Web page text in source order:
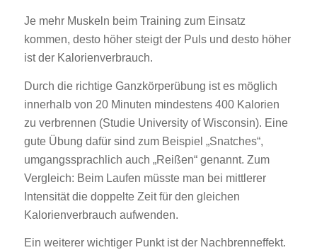
Je mehr Muskeln beim Training zum Einsatz
kommen, desto höher steigt der Puls und desto höher
ist der Kalorienverbrauch.
Durch die richtige Ganzkörperübung ist es möglich
innerhalb von 20 Minuten mindestens 400 Kalorien
zu verbrennen (Studie University of Wisconsin). Eine
gute Übung dafür sind zum Beispiel „Snatches“,
umgangssprachlich auch „Reißen“ genannt. Zum
Vergleich: Beim Laufen müsste man bei mittlerer
Intensität die doppelte Zeit für den gleichen
Kalorienverbrauch aufwenden.
Ein weiterer wichtiger Punkt ist der Nachbrenneffekt.